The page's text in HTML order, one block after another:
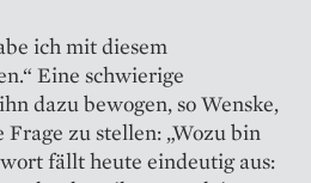
ich mit diesem
Eine schwierige
dazu bewogen, so Wenske,
zu stellen: „Wozu bin
fällt heute eindeutig aus: